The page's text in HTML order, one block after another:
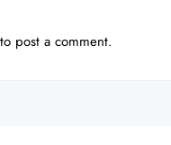
to post a comment.